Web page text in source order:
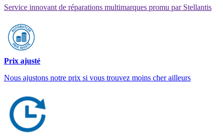
Service innovant de réparations multimarques promu par Stellantis
Prix ajusté
Nous ajustons notre prix si vous trouvez moins cher ailleurs